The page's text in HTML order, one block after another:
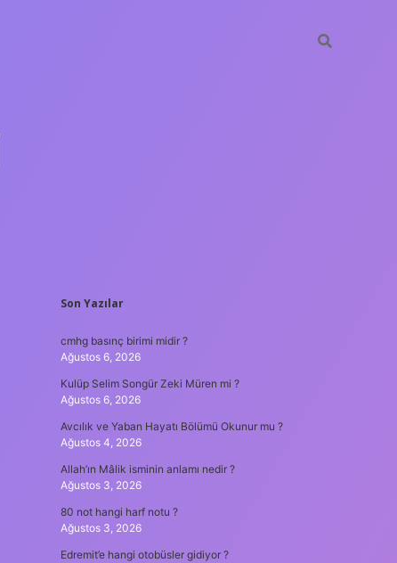
SIDEBAR
Son Yazılar
cmhg basınç birimi midir ?
Ağustos 6, 2026
Kulüp Selim Songür Zeki Müren mi ?
Ağustos 6, 2026
Avcılık ve Yaban Hayatı Bölümü Okunur mu ?
Ağustos 4, 2026
Allah’ın Mâlik isminin anlamı nedir ?
Ağustos 3, 2026
80 not hangi harf notu ?
Ağustos 3, 2026
Edremit’e hangi otobüsler gidiyor ?